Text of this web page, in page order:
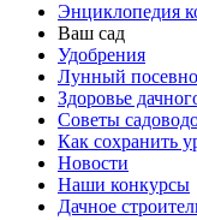
Энциклопедия
Ваш сад
Удобрения
Лунный
Здоровье
Советы
Как сохранить
Новости
Наши конкурсы
Дачное